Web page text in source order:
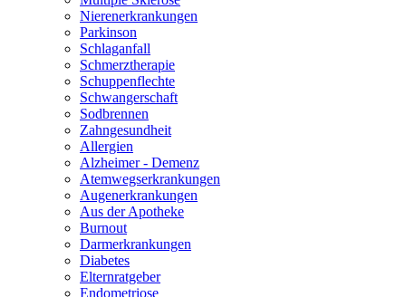
Nierenerkrankungen
Parkinson
Schlaganfall
Schmerztherapie
Schuppenflechte
Schwangerschaft
Sodbrennen
Zahngesundheit
Allergien
Alzheimer - Demenz
Atemwegserkrankungen
Augenerkrankungen
Aus der Apotheke
Burnout
Darmerkrankungen
Diabetes
Elternratgeber
Endometriose